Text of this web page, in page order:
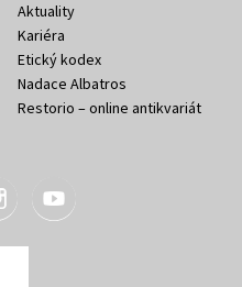
Aktuality
Kariéra
Etický kodex
Nadace Albatros
Restorio – online antikvariát